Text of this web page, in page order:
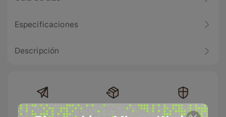
Especificaciones
Descripción
Envío gratis en
Devolución
100% Pago